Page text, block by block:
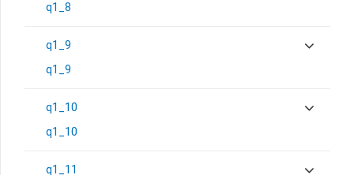
q1_8
q1_9
q1_9
q1_10
q1_10
q1_11